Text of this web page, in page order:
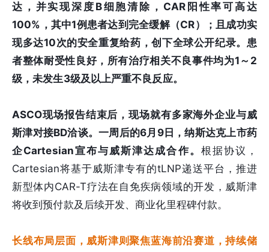
达，并实现深度B细胞清除，CAR阳性率可高达
100%，其中1例患者达到完全缓解（CR）；且成功实
现多达10次的安全重复给药，创下全球公开纪录。患
者整体耐受性良好，所有治疗相关不良事件均为1～2
级，未发生3级及以上严重不良反应。
ASCO现场报告结束后，现场就有多家海外企业与威
斯津对接BD洽谈。一周后的6月9日，纳斯达克上市药
企Cartesian宣布与威斯津达成合作。 根据协议，
Cartesian将基于威斯津专有的tLNP递送平台，推进
新型体内CAR-T疗法在自免疾病领域的开发，威斯津
将收到预付款及后续开发、商业化里程碑付款。
长线布局层面，威斯津则聚焦蓝海前沿赛道，持续储